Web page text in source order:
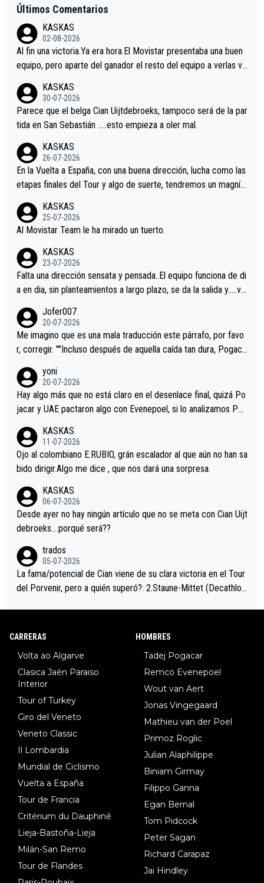
Últimos Comentarios
KASKAS
02-08-2026
Al fin una victoria.Ya era hora.El Movistar presentaba una buen
equipo, pero aparte del ganador el resto del equipo a verlas ve
s.La única buena noticia es la mejoría de Enric Más en San Seb
astian.Si en la Vuelta a Burgos sigue la mejoría, podríamos ten
er alguna sorpresa en la Vuelta.Ojalá.
KASKAS
30-07-2026
Parece que el belga Cian Uijtdebroeks, tampoco será de la par
tida en San Sebastián …..esto empieza a oler mal.
KASKAS
26-07-2026
En la Vuelta a España, con una buena dirección, lucha como las
etapas finales del Tour y algo de suerte, tendremos un magnífi
KASKAS
25-07-2026
Al Movistar Team le ha mirado un tuerto.
KASKAS
23-07-2026
Falta una dirección sensata y pensada..El equipo funciona de di
a en dia, sin planteamientos a largo plazo, se da la salida y…..ve
Minguez, Velez etc etc.Me da pena vivir estos momentos tan
tristes sin victorias.
Jofer007
20-07-2026
Me imagino que es una mala traducción este párrafo, por favo
r, corregir. ""Incluso después de aquella caída tan dura, Pogaca
permaneció pegado a su rueda. Parecía increíble la forma en l
a que era capaz de controlar el miedo", recordó."
yoni
20-07-2026
Hay algo más que no está claro en el desenlace final, quizá Po
jacar y UAE pactaron algo con Evenepoel, si lo analizamos Poj
i sin pedalear, luego está el saludo con Evenepoel dándose la
mano de una manera muy fraternal, más allá de los típicos toqu
es en el hombro con que saludaba a Vingegard. Ahí hubo una in
eta, a ver si por querer poner a Del Toro con calzador en posi
ción de podio UAE y Pojacar se van complicar el tour.
KASKAS
11-07-2026
Ojo al colombiano E.RUBIO, grán escalador al que aún no han sa
bido dirigir.Algo me dice , que nos dará una sorpresa.
KASKAS
06-07-2026
Desde ayer no hay ningún artículo que no se meta con Cian Uijt
debroeks….porqué será??
trados
05-07-2026
La fama/potencial de Cian viene de su clara victoria en el Tour
del Porvenir, pero a quién superó?: 2.Staune-Mittet (Decathlon,
8.Lenny Martinez (Bahrein), 9. Van Belle (Visma), 10. Vacek (Li
CARRERAS
Volta ao Algarve
Clasica Jaén Paraiso
Interior
Tour of Turkey
Giro del Veneto
Veneto Classic
Il Lombardia
Mundial de Ciclismo
Vuelta a España
Tour de Francia
Critérium du Dauphiné
Lieja-Bastoña-Lieja
Milán-San Remo
Tour de Flandes
HOMBRES
Tadej Pogacar
Remco Evenepoel
Wout van Aert
Jonas Vingegaard
Mathieu van der Poel
Primoz Roglic
Julian Alaphilippe
Biniam Girmay
Filippo Ganna
Egan Bernal
Tom Pidcock
Peter Sagan
Richard Carapaz
Jai Hindley